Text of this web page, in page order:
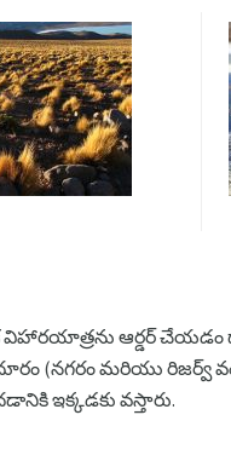
ఆర్డర్ చేయడం
(నగరం మరియు రిజర్వ్
ఇక్కడకు వస్తారు.